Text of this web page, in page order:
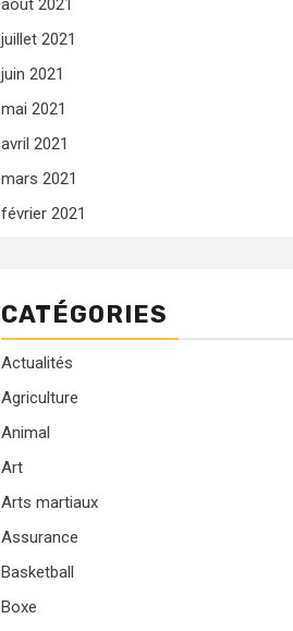
août 2021
juillet 2021
juin 2021
mai 2021
avril 2021
mars 2021
février 2021
CATÉGORIES
Actualités
Agriculture
Animal
Art
Arts martiaux
Assurance
Basketball
Boxe